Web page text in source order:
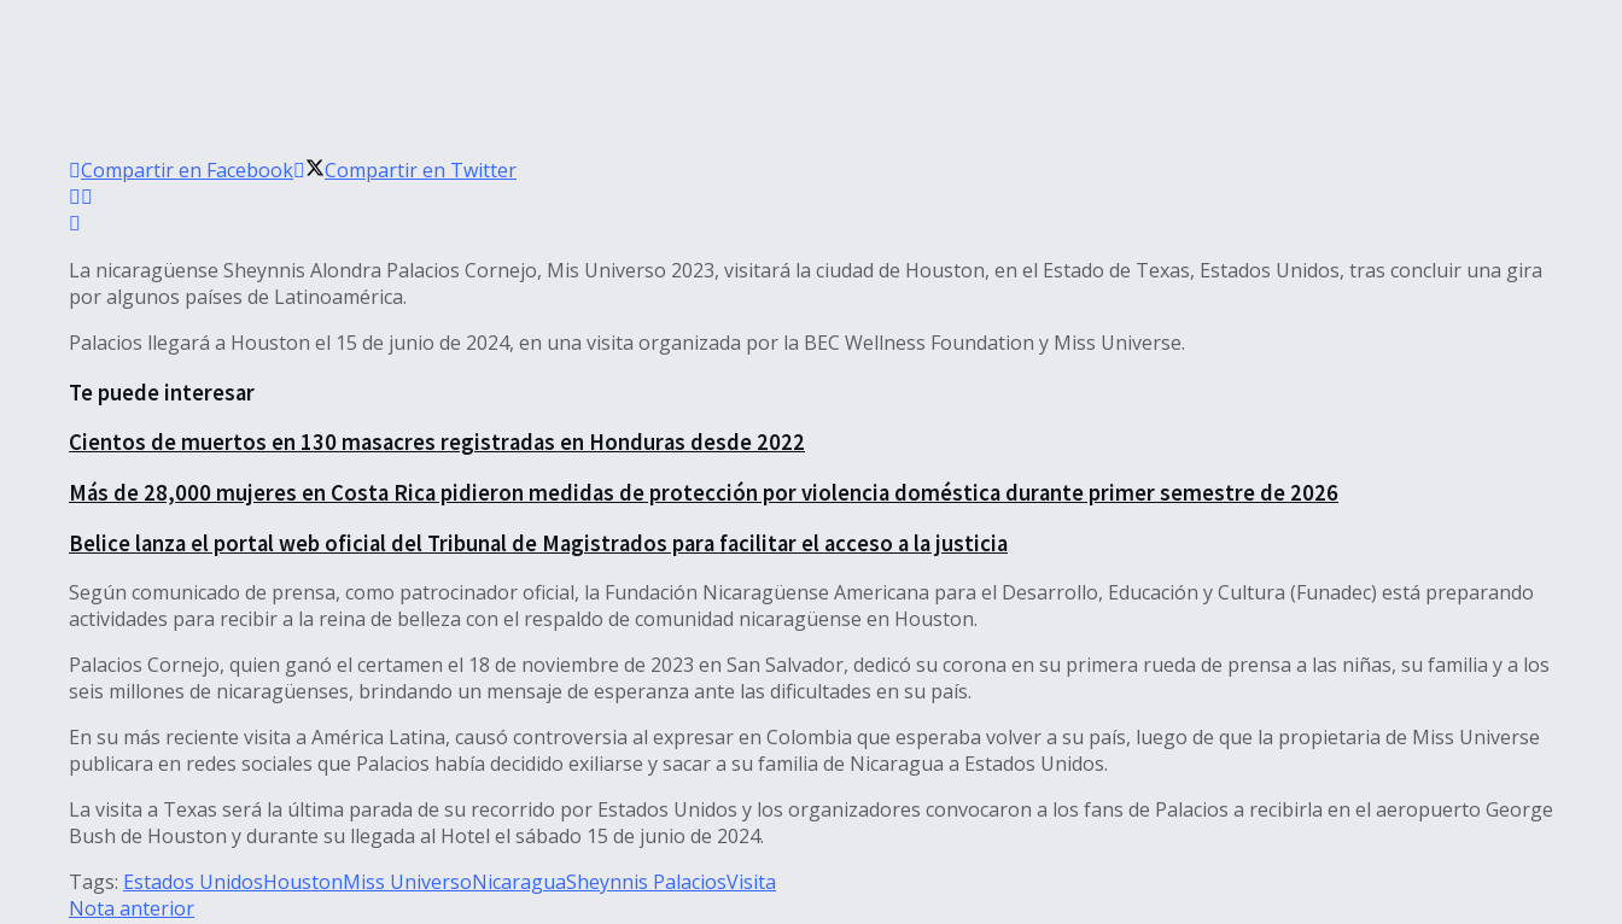
Compartir en Facebook Compartir en Twitter
La nicaragüense Sheynnis Alondra Palacios Cornejo, Mis Universo 2023, visitará la ciudad de Houston, en el Estado de Texas, Estados Unidos, tras concluir una gira
por algunos países de Latinoamérica.
Palacios llegará a Houston el 15 de junio de 2024, en una visita organizada por la BEC Wellness Foundation y Miss Universe.
Te puede interesar
Cientos de muertos en 130 masacres registradas en Honduras desde 2022
Más de 28,000 mujeres en Costa Rica pidieron medidas de protección por violencia doméstica durante primer semestre de 2026
Belice lanza el portal web oficial del Tribunal de Magistrados para facilitar el acceso a la justicia
Según comunicado de prensa, como patrocinador oficial, la Fundación Nicaragüense Americana para el Desarrollo, Educación y Cultura (Funadec) está preparando
actividades para recibir a la reina de belleza con el respaldo de comunidad nicaragüense en Houston.
Palacios Cornejo, quien ganó el certamen el 18 de noviembre de 2023 en San Salvador, dedicó su corona en su primera rueda de prensa a las niñas, su familia y a los
seis millones de nicaragüenses, brindando un mensaje de esperanza ante las dificultades en su país.
En su más reciente visita a América Latina, causó controversia al expresar en Colombia que esperaba volver a su país, luego de que la propietaria de Miss Universe
publicara en redes sociales que Palacios había decidido exiliarse y sacar a su familia de Nicaragua a Estados Unidos.
La visita a Texas será la última parada de su recorrido por Estados Unidos y los organizadores convocaron a los fans de Palacios a recibirla en el aeropuerto George
Bush de Houston y durante su llegada al Hotel el sábado 15 de junio de 2024.
Tags: Estados UnidosHoustonMiss UniversoNicaraguaSheynnis PalaciosVisita
Nota anterior